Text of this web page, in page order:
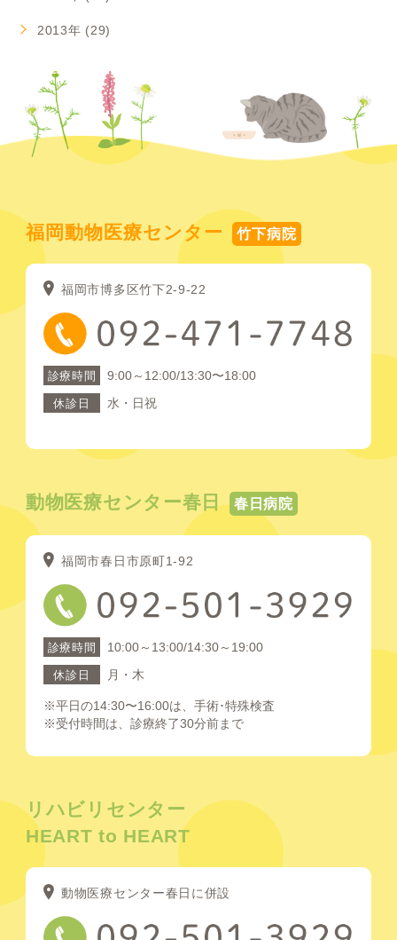
2013年 (29)
福岡動物医療センター 竹下病院
福岡市博多区竹下2-9-22
診療時間 9:00～12:00/13:30〜18:00
休診日 水・日祝
動物医療センター春日 春日病院
福岡市春日市原町1-92
診療時間 10:00～13:00/14:30～19:00
休診日 月・木
※平日の14:30〜16:00は、手術･特殊検査
※受付時間は、診療終了30分前まで
リハビリセンター
HEART to HEART
動物医療センター春日に併設